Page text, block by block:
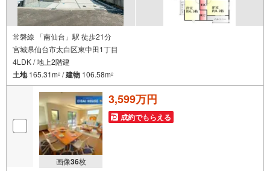
常磐線 「南仙台」駅 徒歩21分
宮城県仙台市太白区東中田1丁目
4LDK / 地上2階建
土地165.31m2 /建物 106.58m2
画像36枚
3,599万円
成約でもらえる